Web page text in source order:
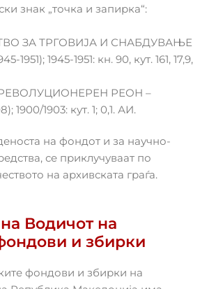
знак „точка и запирка“:
ЗА ТРГОВИЈА И СНАБДУВАЊЕ
1951); 1945-1951: кн. 90, кут. 161, 17,9,
РЕОН –
1900/1903: кут. 1; 0,1. АИ.
на фондот и за научно-
се приклучуваат по
на архивската граѓа.
Водичот на
и збирки
фондови и збирки на